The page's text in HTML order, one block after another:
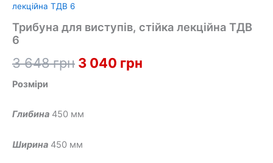
лекційна ТДВ 6
Трибуна для виступів, стійка лекційна ТДВ
6
3 648грн Оригінальна
3 040 грн
Розміри
Глибина 450 мм
Ширина 450 мм